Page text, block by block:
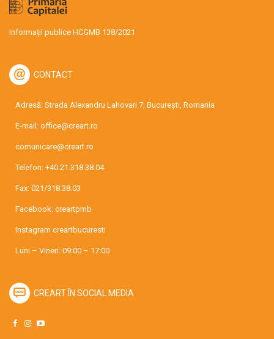
Informații publice HCGMB 138/2021
CONTACT
Adresă: Strada Alexandru Lahovari 7, București, Romania
E-mail: office@creart.ro
comunicare@creart.ro
Telefon: +40.21.318.38.04
Fax: 021/318.38.03
Facebook: creartpmb
Instagram creartbucuresti
Luni – Vineri: 09:00 – 17:00
CREART ÎN SOCIAL MEDIA